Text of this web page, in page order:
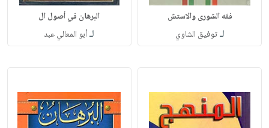
فقه الشورى والاستش
لـتوفيق الشاوي
البرهان في أصول ال
لـأبو المعالي عبد